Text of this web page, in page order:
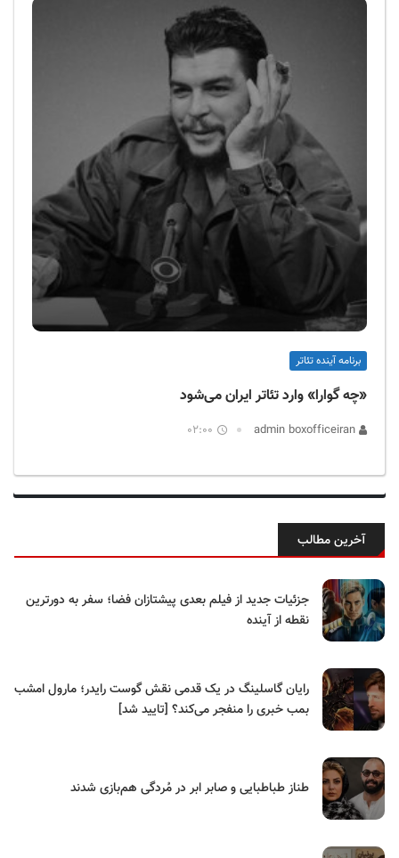
برنامه آینده تئاتر
«چه گوارا» وارد تئاتر ایران می‌شود
02:00
آخرین مطالب
جزئیات جدید از فیلم بعدی پیشتازان فضا؛ سفر به دورترین
نقطه از آینده
رایان گاسلینگ در یک قدمی نقش گوست رایدر؛ مارول امشب
بمب خبری را منفجر می‌کند؟ [تایید شد]
طناز طباطبایی و صابر ابر در مُردگی هم‌بازی شدند